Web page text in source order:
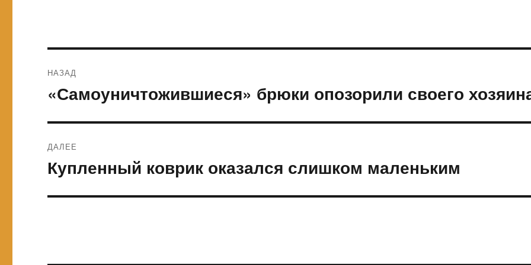
по
НАЗАД
Предыдущая
«Самоуничтожившиеся» брюки опозорили своего
ДАЛЕЕ
Следующая
запись:
Купленный коврик оказался слишком маленьким